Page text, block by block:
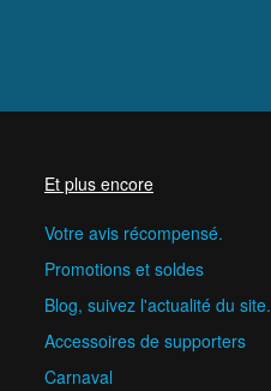
Et plus encore
Votre avis récompensé.
Promotions et soldes
Blog, suivez l'actualité du site.
Accessoires de supporters
Carnaval